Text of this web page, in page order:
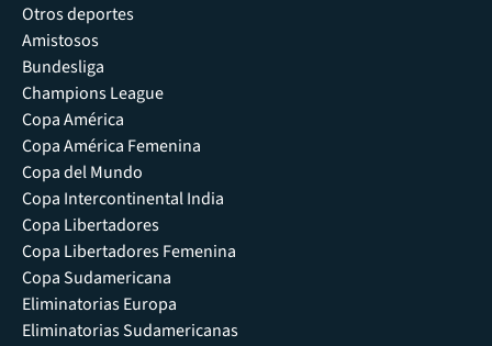
Otros deportes
Amistosos
Bundesliga
Champions League
Copa América
Copa América Femenina
Copa del Mundo
Copa Intercontinental India
Copa Libertadores
Copa Libertadores Femenina
Copa Sudamericana
Eliminatorias Europa
Eliminatorias Sudamericanas